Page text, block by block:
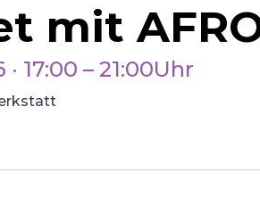
mit
· 17:00 – 21:00Uhr